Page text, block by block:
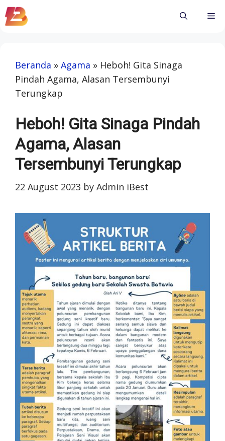
Skip
to
Beranda » Agama » Heboh! Gita Sinaga
Pindah Agama, Alasan Tersembunyi
Terungkap
Heboh! Gita Sinaga Pindah
Agama, Alasan
Tersembunyi Terungkap
22 August 2023 by Admin iBest